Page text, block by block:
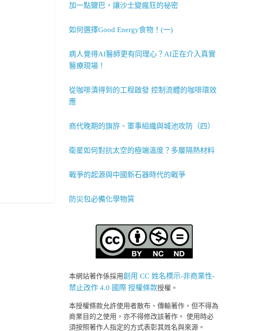
加一點鹽巴，讓沙士變瘋狂的祕密
如何選擇Good Energy食物！(一)
病人覺得AI醫師更有同理心？AI正在介入真實
醫療現場！
從咖啡漬得到的工程啟發 控制流體的咖啡環效
應
商代晚期的旗斿、軍事組織與城池攻防（四）
衛星如何對抗太空的極端溫度？多層隔熱材料
戰爭的起源與中國新石器時代的戰爭
防災包必備化學物質
本網站著作係採用創用 CC 姓名標示-非商業性-
禁止改作 4.0 國際 授權條款授權。
本授權條款允許使用者散布、傳輸著作，但不得為
商業目的之使用，亦不得修改該著作。 使用時必
須按照著作人指定的方式表彰其姓名與來源。